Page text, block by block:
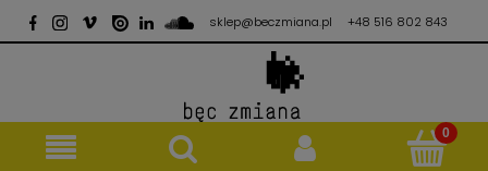
sklep@beczmiana.pl +48 516 802 843